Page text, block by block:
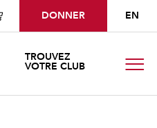
DONNER EN
TROUVEZ
VOTRE CLUB